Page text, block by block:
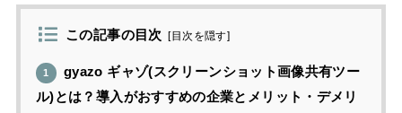
この記事の目次 [目次を隠す]
1
gyazo ギャゾ(スクリーンショット画像共有ツー
ル)とは？導入がおすすめの企業とメリット・デメリ